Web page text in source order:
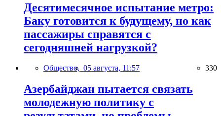
Десятимесячное испытание метро:
Баку готовится к будущему, но как
пассажиры справятся с
сегодняшней нагрузкой?
Общество, 05 августа, 11:57 330
Азербайджан пытается связать
молодежную политику с